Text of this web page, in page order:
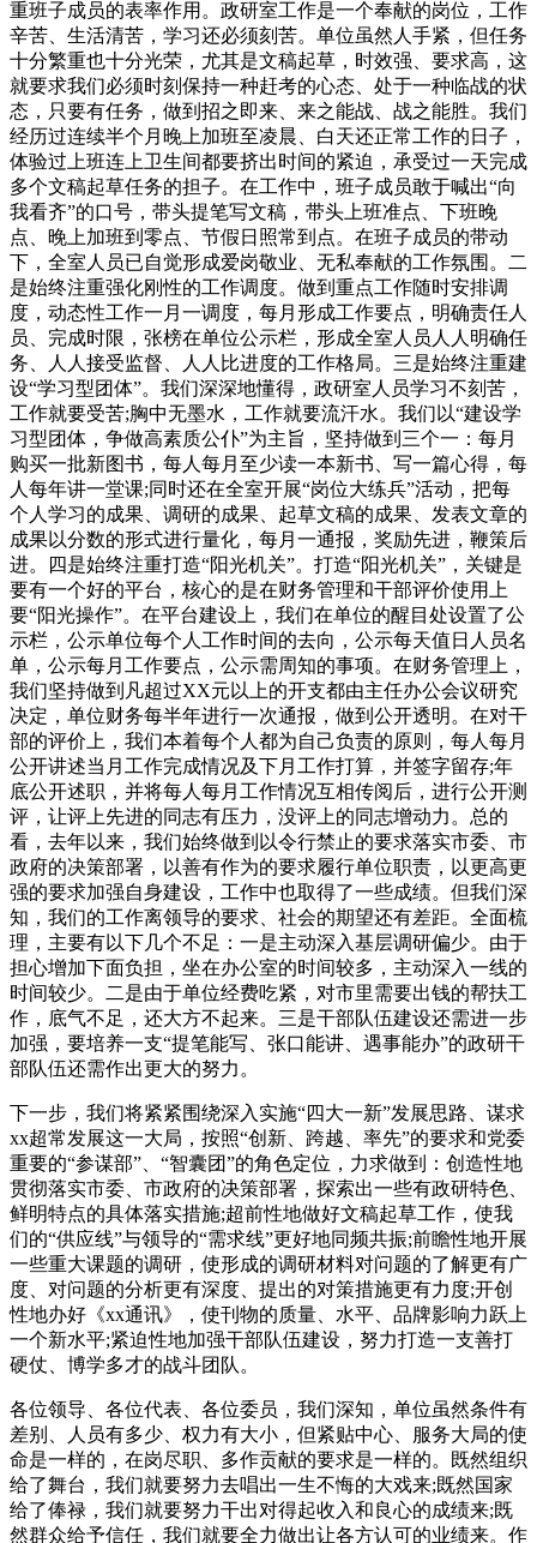
重班子成员的表率作用。政研室工作是一个奉献的岗位，工作
辛苦、生活清苦，学习还必须刻苦。单位虽然人手紧，但任务
十分繁重也十分光荣，尤其是文稿起草，时效强、要求高，这
就要求我们必须时刻保持一种赶考的心态、处于一种临战的状
态，只要有任务，做到招之即来、来之能战、战之能胜。我们
经历过连续半个月晚上加班至凌晨、白天还正常工作的日子，
体验过上班连上卫生间都要挤出时间的紧迫，承受过一天完成
多个文稿起草任务的担子。在工作中，班子成员敢于喊出“向
我看齐”的口号，带头提笔写文稿，带头上班准点、下班晚
点、晚上加班到零点、节假日照常到点。在班子成员的带动
下，全室人员已自觉形成爱岗敬业、无私奉献的工作氛围。二
是始终注重强化刚性的工作调度。做到重点工作随时安排调
度，动态性工作一月一调度，每月形成工作要点，明确责任人
员、完成时限，张榜在单位公示栏，形成全室人员人人明确任
务、人人接受监督、人人比进度的工作格局。三是始终注重建
设“学习型团体”。我们深深地懂得，政研室人员学习不刻苦，
工作就要受苦;胸中无墨水，工作就要流汗水。我们以“建设学
习型团体，争做高素质公仆”为主旨，坚持做到三个一：每月
购买一批新图书，每人每月至少读一本新书、写一篇心得，每
人每年讲一堂课;同时还在全室开展“岗位大练兵”活动，把每
个人学习的成果、调研的成果、起草文稿的成果、发表文章的
成果以分数的形式进行量化，每月一通报，奖励先进，鞭策后
进。四是始终注重打造“阳光机关”。打造“阳光机关”，关键是
要有一个好的平台，核心的是在财务管理和干部评价使用上
要“阳光操作”。在平台建设上，我们在单位的醒目处设置了公
示栏，公示单位每个人工作时间的去向，公示每天值日人员名
单，公示每月工作要点，公示需周知的事项。在财务管理上，
我们坚持做到凡超过XX元以上的开支都由主任办公会议研究
决定，单位财务每半年进行一次通报，做到公开透明。在对干
部的评价上，我们本着每个人都为自己负责的原则，每人每月
公开讲述当月工作完成情况及下月工作打算，并签字留存;年
底公开述职，并将每人每月工作情况互相传阅后，进行公开测
评，让评上先进的同志有压力，没评上的同志增动力。总的
看，去年以来，我们始终做到以令行禁止的要求落实市委、市
政府的决策部署，以善有作为的要求履行单位职责，以更高更
强的要求加强自身建设，工作中也取得了一些成绩。但我们深
知，我们的工作离领导的要求、社会的期望还有差距。全面梳
理，主要有以下几个不足：一是主动深入基层调研偏少。由于
担心增加下面负担，坐在办公室的时间较多，主动深入一线的
时间较少。二是由于单位经费吃紧，对市里需要出钱的帮扶工
作，底气不足，还大方不起来。三是干部队伍建设还需进一步
加强，要培养一支“提笔能写、张口能讲、遇事能办”的政研干
部队伍还需作出更大的努力。
下一步，我们将紧紧围绕深入实施“四大一新”发展思路、谋求
xx超常发展这一大局，按照“创新、跨越、率先”的要求和党委
重要的“参谋部”、“智囊团”的角色定位，力求做到：创造性地
贯彻落实市委、市政府的决策部署，探索出一些有政研特色、
鲜明特点的具体落实措施;超前性地做好文稿起草工作，使我
们的“供应线”与领导的“需求线”更好地同频共振;前瞻性地开展
一些重大课题的调研，使形成的调研材料对问题的了解更有广
度、对问题的分析更有深度、提出的对策措施更有力度;开创
性地办好《xx通讯》，使刊物的质量、水平、品牌影响力跃上
一个新水平;紧迫性地加强干部队伍建设，努力打造一支善打
硬仗、博学多才的战斗团队。
各位领导、各位代表、各位委员，我们深知，单位虽然条件有
差别、人员有多少、权力有大小，但紧贴中心、服务大局的使
命是一样的，在岗尽职、多作贡献的要求是一样的。既然组织
给了舞台，我们就要努力去唱出一生不悔的大戏来;既然国家
给了俸禄，我们就要努力干出对得起收入和良心的成绩来;既
然群众给予信任，我们就要全力做出让各方认可的业绩来。作